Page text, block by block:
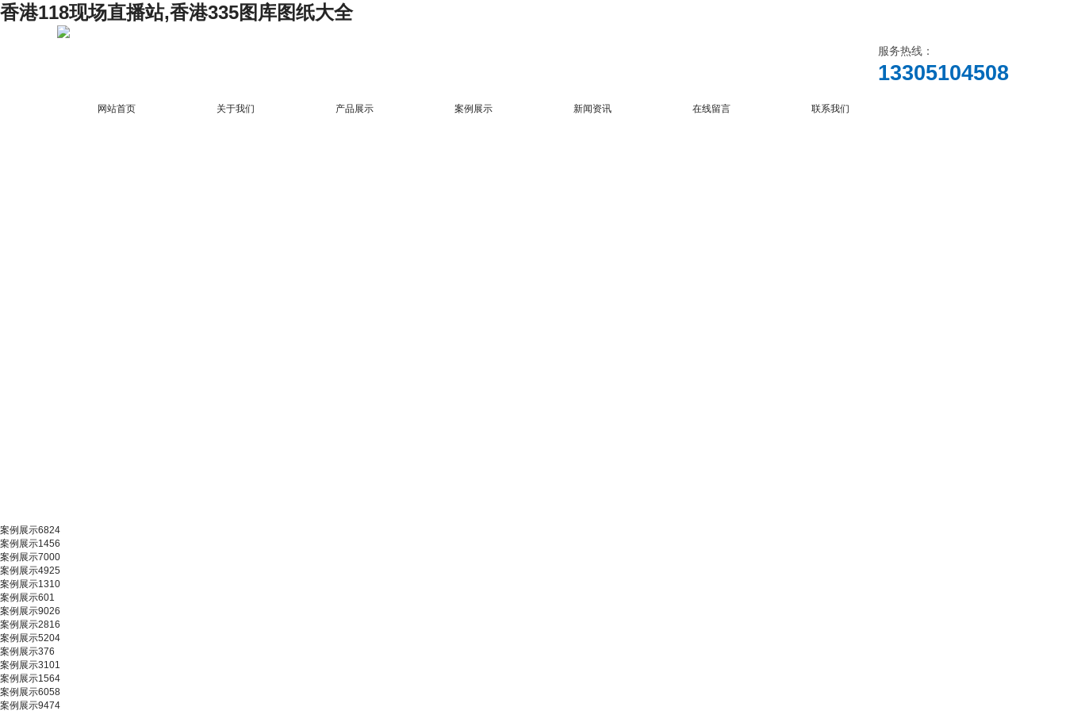
香港118现场直播站,香港335图库图纸大全
服务热线：
13305104508
网站首页 关于我们 产品展示 案例展示 新闻资讯 在线留言 联系我们
案例展示6824
案例展示1456
案例展示7000
案例展示4925
案例展示1310
案例展示601
案例展示9026
案例展示2816
案例展示5204
案例展示376
案例展示3101
案例展示1564
案例展示6058
案例展示9474